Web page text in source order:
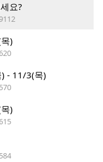
요?
)
- 11/3(목)
)